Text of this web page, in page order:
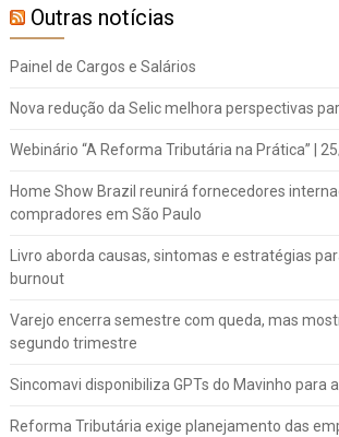
Outras notícias
Painel de Cargos e Salários
Nova redução da Selic melhora perspectivas
Webinário “A Reforma Tributária na Prática” |
Home Show Brazil reunirá fornecedores
compradores em São Paulo
Livro aborda causas, sintomas e estratégias
burnout
Varejo encerra semestre com queda, mas
segundo trimestre
Sincomavi disponibiliza GPTs do Mavinho para
Reforma Tributária exige planejamento das